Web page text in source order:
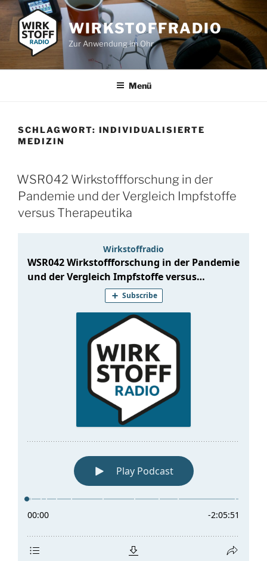
Zum
Inhalt
springen
WIRKSTOFFRADIO
Zur Anwendung im Ohr
Menü
SCHLAGWORT: INDIVIDUALISIERTE
MEDIZIN
WSR042 Wirkstoffforschung in der
Pandemie und der Vergleich Impfstoffe
versus Therapeutika